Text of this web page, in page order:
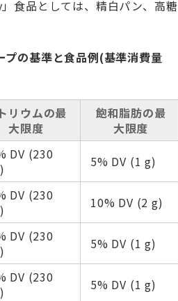
食品としては、精白パン、高糖
の基準と食品例(基準消費量
リウムの最
大限度
飽和脂肪の最
大限度
DV (230
5% DV (1 g)
DV (230
10% DV (2 g)
DV (230
5% DV (1 g)
DV (230
5% DV (1 g)